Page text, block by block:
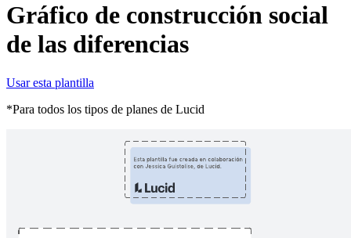
Gráfico de construcción social
de las diferencias
Usar esta plantilla
*Para todos los tipos de planes de Lucid